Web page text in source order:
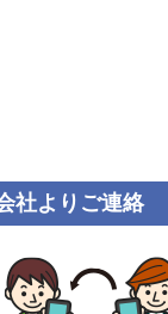
社よりご連絡